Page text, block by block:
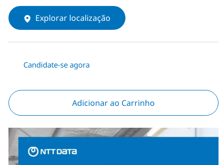
Explorar localização
Candidate-se agora
Adicionar ao Carrinho